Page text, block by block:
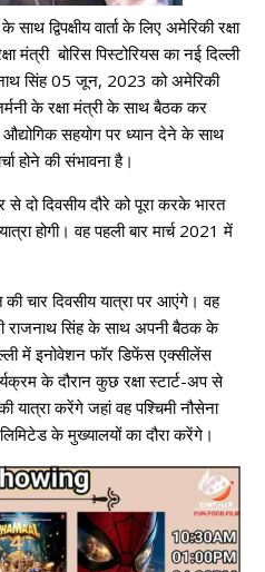
साथ द्विपक्षीय वार्ता के लिए अमेरिकी रक्षा
मंत्री बोरिस पिस्टोरियस का नई दिल्ली
सिंह 05 जून, 2023 को अमेरिकी
के रक्षा मंत्री के साथ बैठक कर
सहयोग पर ध्यान देने के साथ
होने की संभावना है।
से दो दिवसीय दौरे को पूरा करके भारत
होगी। वह पहली बार मार्च 2021 में
चार दिवसीय यात्रा पर आएंगे। वह
राजनाथ सिंह के साथ अपनी बैठक के
में इनोवेशन फॉर डिफेंस एक्सीलेंस
के दौरान कुछ रक्षा स्टार्ट-अप से
करेंगे जहां वह पश्चिमी नौसेना
के मुख्यालयों का दौरा करेंगे।